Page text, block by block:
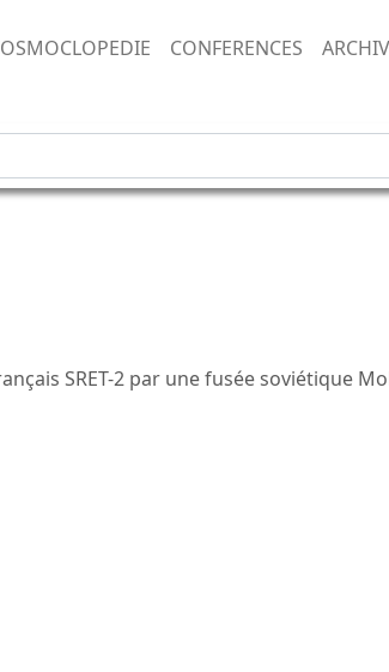
CONFERENCES
SRET-2 par une fusée soviétique